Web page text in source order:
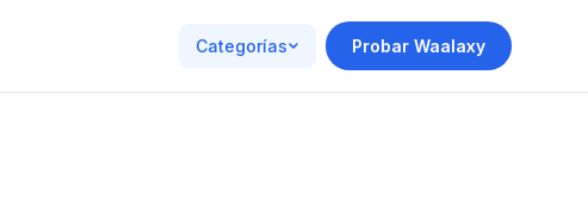
Categorías Probar Waalaxy